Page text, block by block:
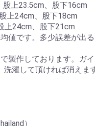
上23.5cm、股下16cm
上24cm、股下18cm
24cm、股下21cm
値です。多少誤差が出
製作しております。ガ
濯して頂ければ消えま
）